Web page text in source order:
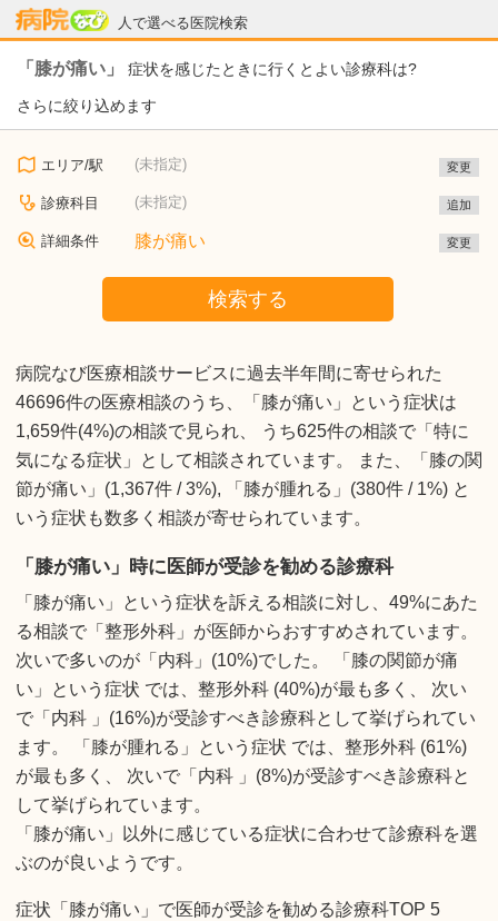
人で選べる医院検索
病院なび
「膝が痛い」 症状を感じたときに行くとよい診療科は?
さらに絞り込めます
エリア/駅 (未指定) 変更
診療科目 (未指定) 追加
詳細条件 膝が痛い 変更
検索する
病院なび医療相談サービスに過去半年間に寄せられた
46696件の医療相談のうち、「膝が痛い」という症状は
1,659件(4%)の相談で見られ、 うち625件の相談で「特に
気になる症状」として相談されています。 また、「膝の関
節が痛い」(1,367件 / 3%), 「膝が腫れる」(380件 / 1%) と
いう症状も数多く相談が寄せられています。
「膝が痛い」時に医師が受診を勧める診療科
「膝が痛い」という症状を訴える相談に対し、49%にあた
る相談で「整形外科」が医師からおすすめされています。
次いで多いのが「内科」(10%)でした。 「膝の関節が痛
い」という症状 では、整形外科 (40%)が最も多く、 次い
で「内科 」(16%)が受診すべき診療科として挙げられてい
ます。 「膝が腫れる」という症状 では、整形外科 (61%)
が最も多く、 次いで「内科 」(8%)が受診すべき診療科と
して挙げられています。
「膝が痛い」以外に感じている症状に合わせて診療科を選
ぶのが良いようです。
症状「膝が痛い」で医師が受診を勧める診療科TOP 5